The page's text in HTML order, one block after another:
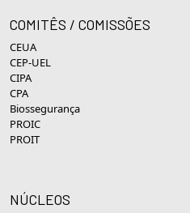
COMITÊS / COMISSÕES
CEUA
CEP-UEL
CIPA
CPA
Biossegurança
PROIC
PROIT
NÚCLEOS